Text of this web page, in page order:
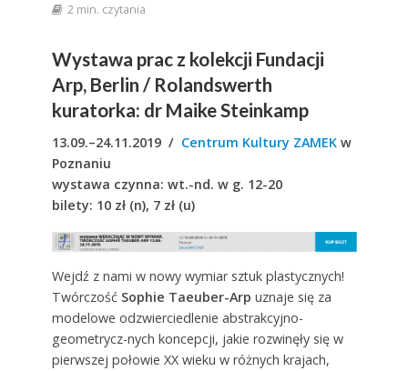
2 min. czytania
Wystawa prac z kolekcji Fundacji
Arp, Berlin / Rolandswerth
kuratorka: dr Maike Steinkamp
13.09.–24.11.2019 / Centrum Kultury ZAMEKw
Poznaniu
wystawa czynna: wt.-nd. w g. 12-20
bilety: 10 zł (n), 7 zł (u)
Wejdź z nami w nowy wymiar sztuk plastycznych!
Twórczość Sophie Taeuber-Arp uznaje się za
modelowe odzwierciedlenie abstrakcyjno-
geometrycz-nych koncepcji, jakie rozwinęły się w
pierwszej połowie XX wieku w różnych krajach,